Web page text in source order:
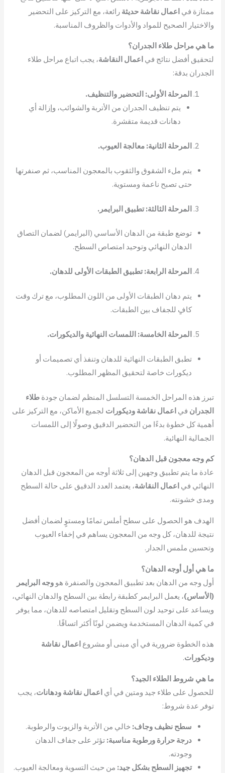
ممتازة فياعمال نقاشة حديثة رائعة، مع التركيز على التحضير
والاختيار الصحيح للمواد والأدوات والظروف المناسبة.
ما هي مراحل طلاء الجدران؟
لتحقيق أفضل نتائج في اعمال النقاشة، يجب اتباع مراحل طلاء
الجدران بدقة:
المرحلة الأولى: التحضير والتنظيف.
يتم تنظيف الجدران من الأتربة والشوائب، وإزالة أي
دهانات قديمة متقشرة.
المرحلة الثانية: معالجة العيوب.
يتم ملء الشقوق والثقوب بالمعجون المناسب، ثم صنفرتها
حتى تصبح ناعمة ومستوية.
المرحلة الثالثة: تطبيق البرايمر.
توضع طبقة من الدهان الأساسي (البرايمر) لضمان التصاق
الدهان النهائي وتوحيد امتصاص السطح.
المرحلة الرابعة: تطبيق الطبقات الأولى للدهان.
يتم دهان الطبقات الأولى من اللون المطلوب، مع ترك وقت
كافٍ للجفاف بين الطبقات.
المرحلة الخامسة: اللمسات النهائية والديكورات.
تطبق الطبقات النهائية للدهان وتنفذ أي تصميمات أو
ديكورات خاصة لتحقيق المظهر المطلوب.
تبرز هذه المراحل الخمسة التسلسل المنظم لضمان جودةطلاء
الجدران فياعمال نقاشة وديكورات لجميع الأماكن، مع التركيز على
أهمية كل خطوة بدءًا من التحضير الدقيق وصولًا إلى اللمسات
الجمالية النهائية.
كم وجه معجون قبل الدهان؟
عادة ما يتم تطبيق وجهين إلى ثلاثة أوجه من المعجون قبل الدهان
النهائي في اعمال النقاشة، يعتمد العدد الدقيق على حالة السطح
ومدى خشونته.
الهدف هو الحصول على سطح أملس تمامًا ومستوٍ لضمان أفضل
نتيجة للدهان، كل وجه من المعجون يساهم في إخفاء العيوب
وتحسين ملمس الجدار.
ما هي أول أوجه الدهان؟
أول وجه من الدهان بعد تطبيق المعجون والصنفرة هووجه البرايمر
(الأساس)، يعمل البرايمر كطبقة رابطة بين السطح والدهان النهائي،
ويساعد على توحيد لون السطح وتقليل امتصاصه للدهان، مما يوفر
في كمية الدهان المستخدمة ويضمن لونًا أكثر اتساقًا.
هذه الخطوة ضرورية في أي مبنى أو مشروعاعمال نقاشة
وديكورات.
ما هي شروط الطلاء الجيد؟
للحصول على طلاء جيد ومتين في أياعمال نقاشة ودهانات، يجب
توفر عدة شروط:
سطح نظيف وجاف: خالي من الأتربة والزيوت والرطوبة.
درجة حرارة ورطوبة مناسبة: تؤثر على جفاف الدهان
وجودته.
تجهيز السطح بشكل جيد: من حيث التسوية ومعالجة العيوب.